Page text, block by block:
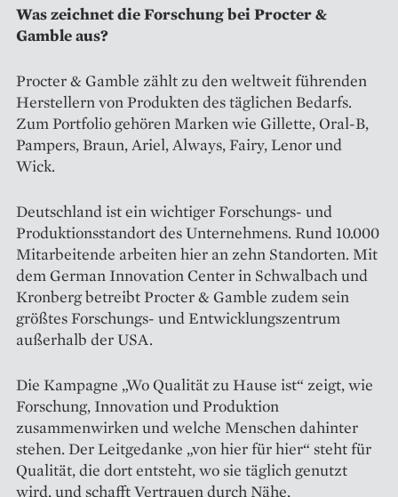
Was zeichnet die Forschung bei Procter &
Gamble aus?
Procter & Gamble zählt zu den weltweit führenden
Herstellern von Produkten des täglichen Bedarfs.
Zum Portfolio gehören Marken wie Gillette, Oral-B,
Pampers, Braun, Ariel, Always, Fairy, Lenor und
Wick.
Deutschland ist ein wichtiger Forschungs- und
Produktionsstandort des Unternehmens. Rund 10.000
Mitarbeitende arbeiten hier an zehn Standorten. Mit
dem German Innovation Center in Schwalbach und
Kronberg betreibt Procter & Gamble zudem sein
größtes Forschungs- und Entwicklungszentrum
außerhalb der USA.
Die Kampagne „Wo Qualität zu Hause ist“ zeigt, wie
Forschung, Innovation und Produktion
zusammenwirken und welche Menschen dahinter
stehen. Der Leitgedanke „von hier für hier“ steht für
Qualität, die dort entsteht, wo sie täglich genutzt
wird, und schafft Vertrauen durch Nähe,